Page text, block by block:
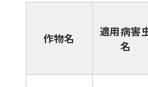
作物名
適用病害
名